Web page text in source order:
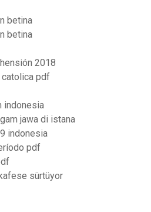
betina
betina
2018
catolica pdf
indonesia
jawa di istana
indonesia
pdf
sürtüyor